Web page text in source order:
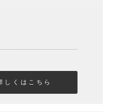
しくはこちら